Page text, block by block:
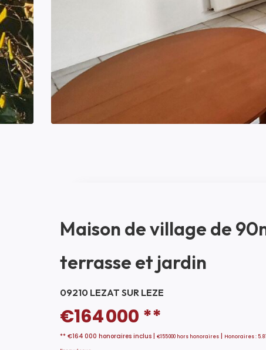
Maison de village de
terrasse et jardin
09210 LEZAT SUR LEZE
€164 000 **
** €164 000 honoraires inclus | €155 000 hors honoraires | Honoraires :